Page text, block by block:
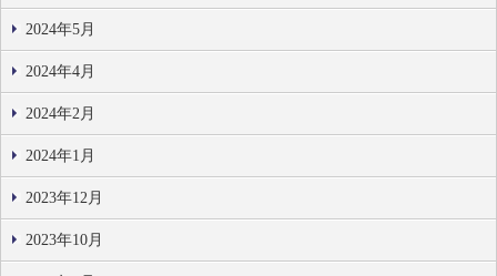
2024年5月
2024年4月
2024年2月
2024年1月
2023年12月
2023年10月